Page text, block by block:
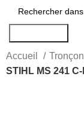
Accueil
STIHL MS 241